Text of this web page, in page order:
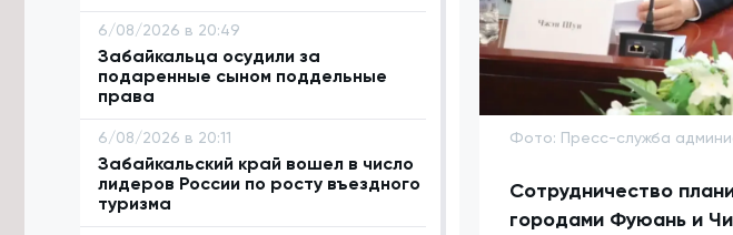
6/08/2026 в 20:49
Забайкальца осудили за
подаренные сыном поддельные
права
6/08/2026 в 20:11
Забайкальский край вошел в число
лидеров России по росту въездного
туризма
Фото: Пресс-служба
Сотрудничество
городами Фуюань и